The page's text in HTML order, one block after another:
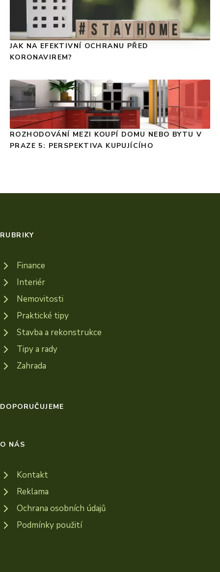
JAK NA EFEKTIVNÍ OCHRANU PŘED
KORONAVIREM?
ROZHODOVÁNÍ MEZI KOUPÍ DOMU NEBO BYTU V
PRAZE 5: PERSPEKTIVA KUPUJÍCÍHO
RUBRIKY
Finance
Interiér
Nemovitosti
Praktické tipy
Stavba a rekonstrukce
Tipy a rady
Zahrada
DOPORUČUJEME
O NÁS
Kontakt
Reklama
Ochrana osobních údajů
Podmínky použití